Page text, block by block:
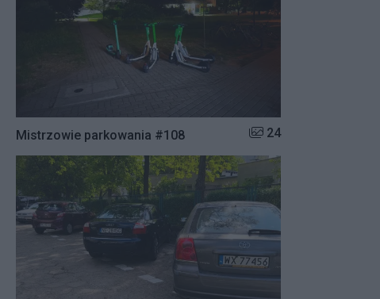
Mistrzowie parkowania #108 Liczba zdjęć w galerii:
24